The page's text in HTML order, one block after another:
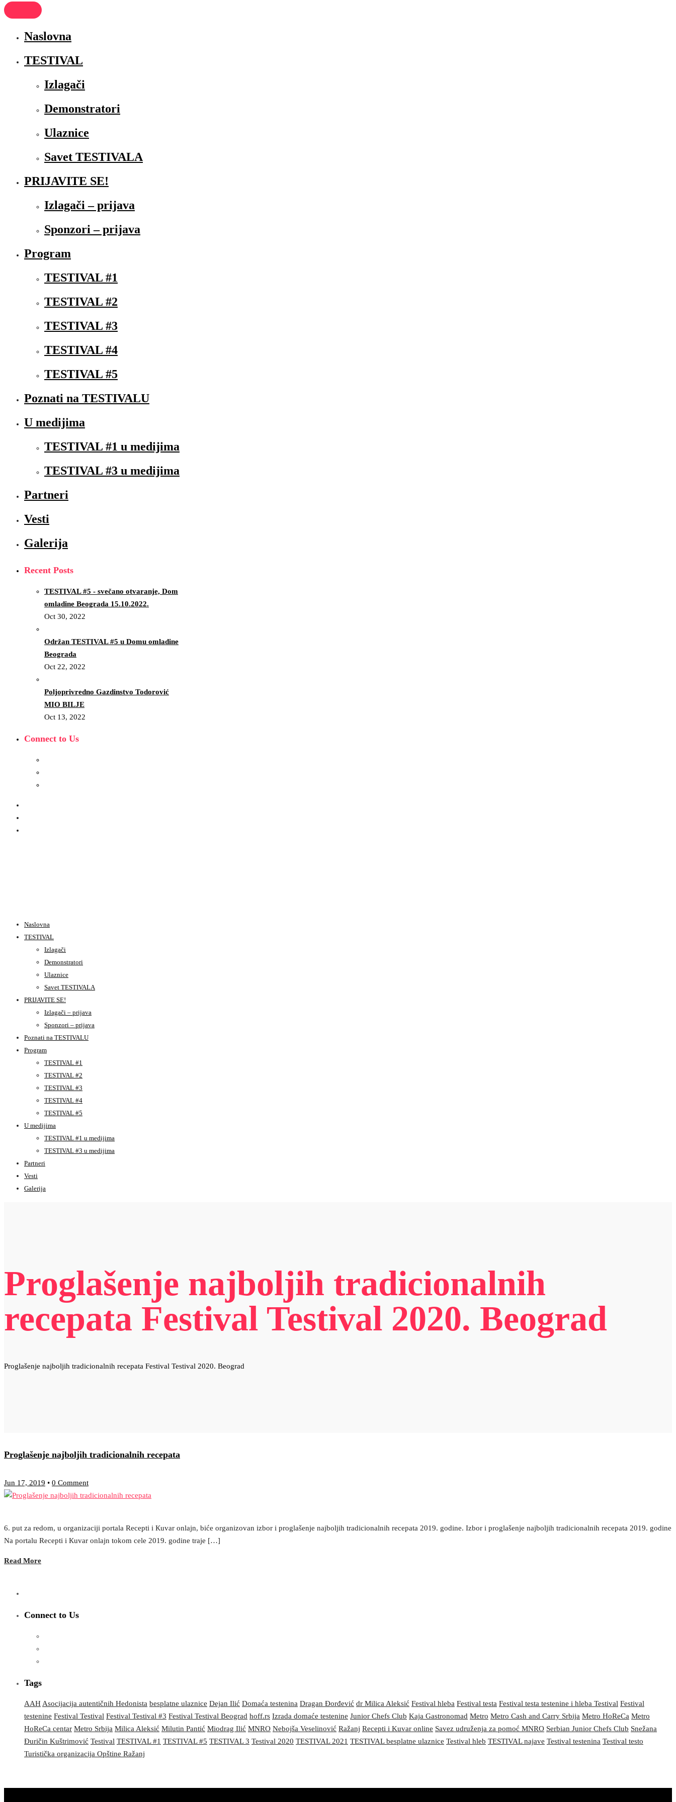
Naslovna
TESTIVAL
Izlagači
Demonstratori
Ulaznice
Savet TESTIVALA
PRIJAVITE SE!
Izlagači – prijava
Sponzori – prijava
Program
TESTIVAL #1
TESTIVAL #2
TESTIVAL #3
TESTIVAL #4
TESTIVAL #5
Poznati na TESTIVALU
U medijima
TESTIVAL #1 u medijima
TESTIVAL #3 u medijima
Partneri
Vesti
Galerija
Recent Posts
TESTIVAL #5 - svečano otvaranje, Dom
omladine Beograda 15.10.2022.
Oct 30, 2022
Održan TESTIVAL #5 u Domu omladine
Beograda
Oct 22, 2022
Poljoprivredno Gazdinstvo Todorović
MIO BILJE
Oct 13, 2022
Connect to Us
Naslovna
TESTIVAL
Izlagači
Demonstratori
Ulaznice
Savet TESTIVALA
PRIJAVITE SE!
Izlagači – prijava
Sponzori – prijava
Poznati na TESTIVALU
Program
TESTIVAL #1
TESTIVAL #2
TESTIVAL #3
TESTIVAL #4
TESTIVAL #5
U medijima
TESTIVAL #1 u medijima
TESTIVAL #3 u medijima
Partneri
Vesti
Galerija
Proglašenje najboljih tradicionalnih
recepata Festival Testival 2020. Beograd
Proglašenje najboljih tradicionalnih recepata Festival Testival 2020. Beograd
Proglašenje najboljih tradicionalnih recepata
Jun 17, 2019 • 0 Comment
6. put za redom, u organizaciji portala Recepti i Кuvar onlajn, biće organizovan izbor i proglašenje najboljih tradicionalnih recepata 2019. godine. Izbor i proglašenje najboljih tradicionalnih recepata 2019. godine
Na portalu Recepti i Кuvar onlajn tokom cele 2019. godine traje […]
Read More
Connect to Us
Tags
AAHAsocijacija autentičnih Hedonista besplatne ulaznice Dejan Ilić Domaća testenina Dragan Đorđević dr Milica Aleksić Festival hleba Festival testa Festival testa testenine i hleba Testival Festival
testenine Festival Testival Festival Testival #3 Festival Testival Beograd hoff.rs Izrada domaće testenine Junior Chefs Club Kaja Gastronomad Metro Metro Cash and Carry Srbija Metro HoReCa Metro
HoReCa centar Metro Srbija Milica Aleksić Milutin Pantić Miodrag Ilić MNRO Nebojša Veselinović Ražanj Recepti i Kuvar online Savez udruženja za pomoć MNRO Serbian Junior Chefs Club Snežana
Đuričin Kuštrimović Testival TESTIVAL #1 TESTIVAL #5 TESTIVAL 3 Testival 2020 TESTIVAL 2021 TESTIVAL besplatne ulaznice Testival hleb TESTIVAL najave Testival testenina Testival testo
Turistička organizacija Opštine Ražanj